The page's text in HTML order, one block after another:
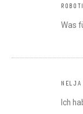
Was
NELJA
Ich